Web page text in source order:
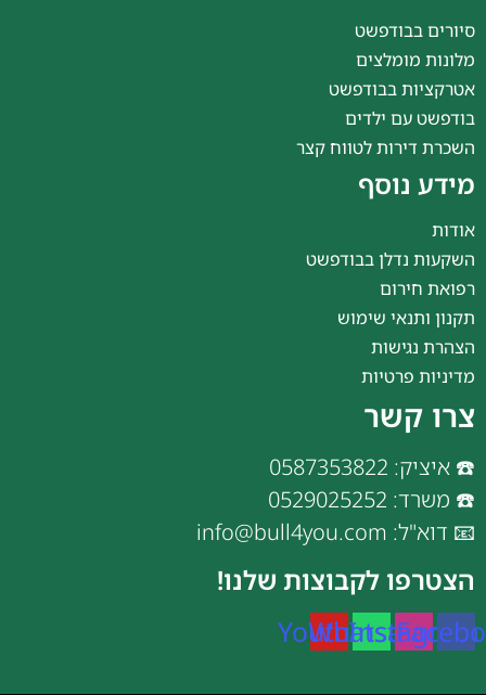
סיורים בבודפשט
מלונות מומלצים
אטרקציות בבודפשט
בודפשט עם ילדים
השכרת דירות לטווח קצר
מידע נוסף
אודות
השקעות נדלן בבודפשט
רפואת חירום
תקנון ותנאי שימוש
הצהרת נגישות
מדיניות פרטיות
צרו קשר
☎️ איציק: 0587353822
☎️ משרד: 0529025252
📧 דוא"ל: info@bull4you.com
הצטרפו לקבוצות שלנו!
Instagram
Whatsapp
Youtube